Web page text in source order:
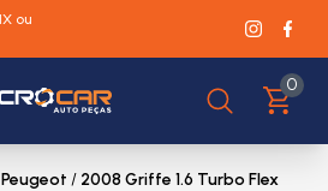
ou
0
Peugeot / 2008 Griffe 1.6 Turbo Flex